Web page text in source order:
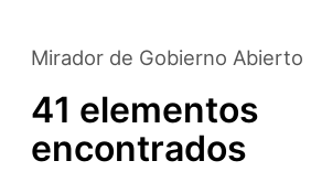
Mirador de Gobierno Abierto
41 elementos
encontrados